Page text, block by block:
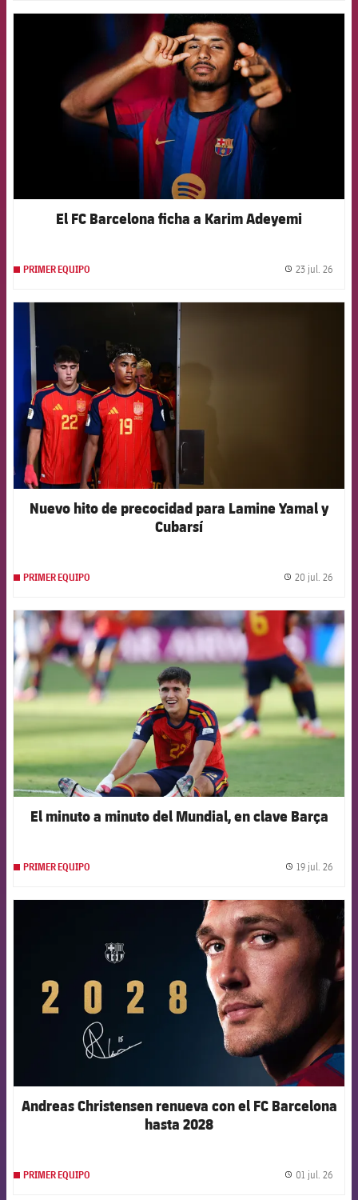
FCB Barcelona badge
El FC Barcelona ficha a Karim Adeyemi
PRIMER EQUIPO 23 jul. 26
FCB Barcelona badge
Nuevo hito de precocidad para Lamine Yamal y
Cubarsí
PRIMER EQUIPO 20 jul. 26
FCB Barcelona badge
El minuto a minuto del Mundial, en clave Barça
PRIMER EQUIPO 19 jul. 26
FCB Barcelona badge
Andreas Christensen renueva con el FC Barcelona
hasta 2028
PRIMER EQUIPO 01 jul. 26